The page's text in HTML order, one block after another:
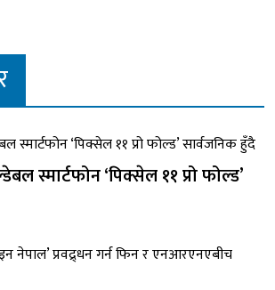
स्मार्टफोन ‘पिक्सेल ११ प्रो फोल्ड’